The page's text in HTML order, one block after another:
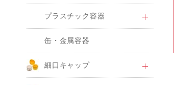
プラスチック容器
缶・金属容器
細口キャップ